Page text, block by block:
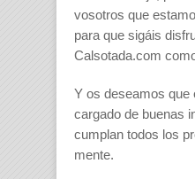
vosotros que
para que sigáis
Calsotada.com
Y os deseamos que
cargado de buenas
cumplan todos los
mente.